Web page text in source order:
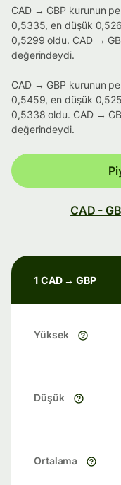
CAD → GBP kurunun
0,5335, en düşük
0,5299 oldu. CAD →
değerindeydi.
CAD → GBP kurunun
0,5459, en düşük
0,5338 oldu. CAD →
değerindeydi.
CAD -
1 CAD → GBP
Yüksek
Düşük
Ortalama